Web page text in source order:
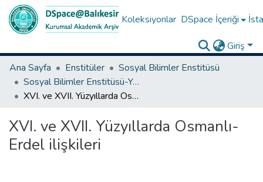
Koleksiyonlar DSpace İçeriği
Giriş
Ana Sayfa
Enstitüler
Sosyal Bilimler Enstitüsü
Sosyal Bilimler Enstitüsü-Yüksek Lisans Tezleri
XVI. ve XVII. Yüzyıllarda Osmanlı-Erdel ilişkileri
XVI. ve XVII. Yüzyıllarda Osmanlı-
Erdel ilişkileri